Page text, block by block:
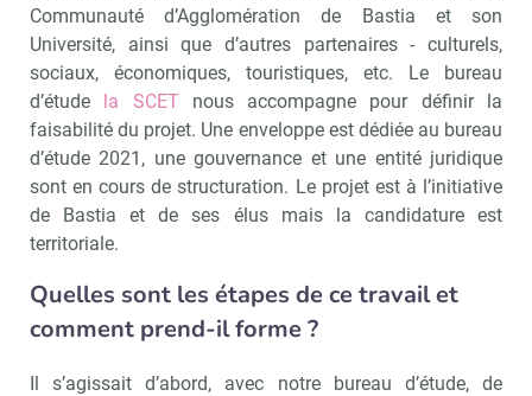
Communauté d’Agglomération de Bastia et son
Université, ainsi que d’autres partenaires - culturels,
sociaux, économiques, touristiques, etc. Le bureau
d’étude la SCETnous accompagne pour définir la
faisabilité du projet. Une enveloppe est dédiée au bureau
d’étude 2021, une gouvernance et une entité juridique
sont en cours de structuration. Le projet est à l’initiative
de Bastia et de ses élus mais la candidature est
territoriale.
Quelles sont les étapes de ce travail et
comment prend-il forme ?
Il s’agissait d’abord, avec notre bureau d’étude, de